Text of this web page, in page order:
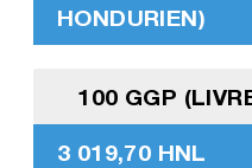
HONDURIEN)
100 GGP
3 019,70 HNL